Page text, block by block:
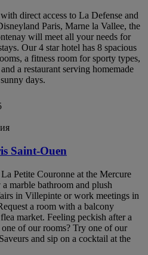
direct access to La Defense and
Paris, Marne la Vallee, the
will meet all your needs for
Our 4 star hotel has 8 spacious
a fitness room for sporty types,
a restaurant serving homemade
days.
Saint-Ouen
Petite Couronne at the Mercure
marble bathroom and plush
in Villepinte or work meetings in
a room with a balcony
market. Feeling peckish after a
of our rooms? Try one of our
and sip on a cocktail at the